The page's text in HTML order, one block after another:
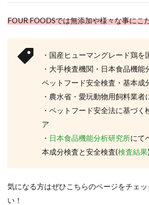
FOUR FOODSでは無添加や様々な事にこ
・国産ヒューマングレード鶏を
・大手検査機関・日本食品機能
ペットフード安全検査・基本成
・農水省・愛玩動物用飼料業者
・ペットフード安全法に基づく
ア
・ 日本食品機能分析研究所にて
本成分検査と安全検査(検査結果)
気になる方はぜひこちらのページをチェ
い！